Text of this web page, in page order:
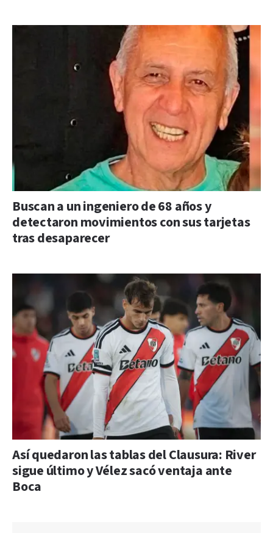
Buscan a un ingeniero de 68 años y
detectaron movimientos con sus tarjetas
tras desaparecer
Así quedaron las tablas del Clausura: River
sigue último y Vélez sacó ventaja ante
Boca